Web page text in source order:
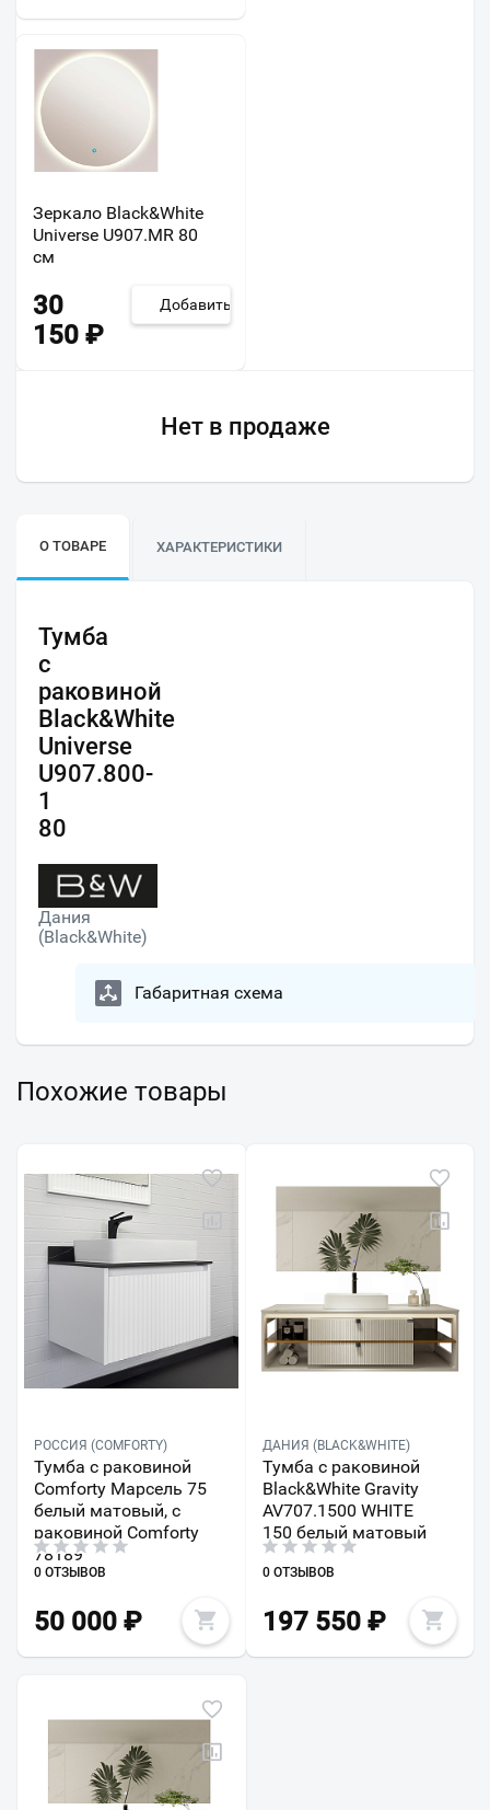
Зеркало Black&White
Universe U907.MR 80
см
30
150 ₽
Добавить
Нет в продаже
О ТОВАРЕ ХАРАКТЕРИСТИКИ
Тумба
с
раковиной
Black&White
Universe
U907.800-
1
80
Дания
(Black&White)
Габаритная схема
Похожие товары
РОССИЯ (COMFORTY)
Тумба с раковиной
Comforty Марсель 75
белый матовый, с
раковиной Comforty
78189
0 ОТЗЫВОВ
50 000 ₽
ДАНИЯ (BLACK&WHITE)
Тумба с раковиной
Black&White Gravity
AV707.1500 WHITE
150 белый матовый
0 ОТЗЫВОВ
197 550₽